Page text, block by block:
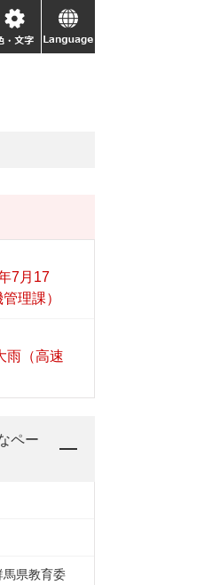
・
language
7月17
理課）
雨（高速
ペー
県教育委